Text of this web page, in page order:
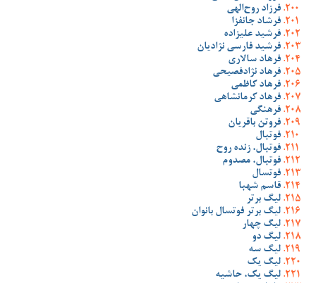
فرزاد روح‌الهی
فرشاد جانفزا
فرشید علیزاده
فرشید فارسی نژادیان
فرهاد سالاری
فرهاد نژادفصیحی
فرهاد کاظمی
فرهاد کرمانشاهی
فرهنگی
فروتن باقریان
فوتبال
فوتبال، زنده روح
فوتبال، مصدوم
فوتسال
قاسم شهبا
لیگ برتر
لیگ برتر فوتسال بانوان
لیگ چهار
لیگ دو
لیگ سه
لیگ یک
لیگ یک، حاشیه